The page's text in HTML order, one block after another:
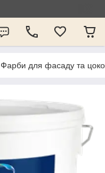
Фарби для фасаду та